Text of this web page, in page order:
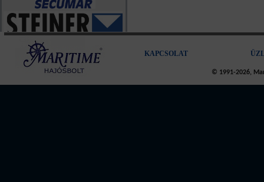
KAPCSOLAT
© 1991-2026,